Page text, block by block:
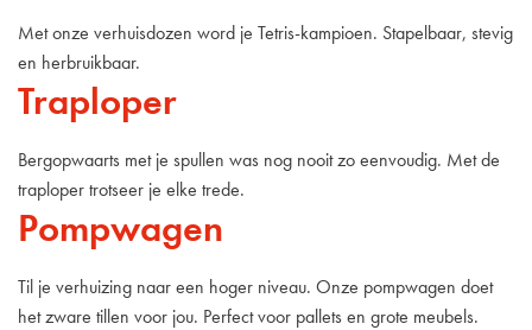
Met onze verhuisdozen word je Tetris-kampioen. Stapelbaar, stevig
en herbruikbaar.
Traploper
Bergopwaarts met je spullen was nog nooit zo eenvoudig. Met de
traploper trotseer je elke trede.
Pompwagen
Til je verhuizing naar een hoger niveau. Onze pompwagen doet
het zware tillen voor jou. Perfect voor pallets en grote meubels.